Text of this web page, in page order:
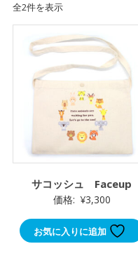
全2件を表示
サコッシュ Faceup
価格: ¥3,300
お気に入りに追加